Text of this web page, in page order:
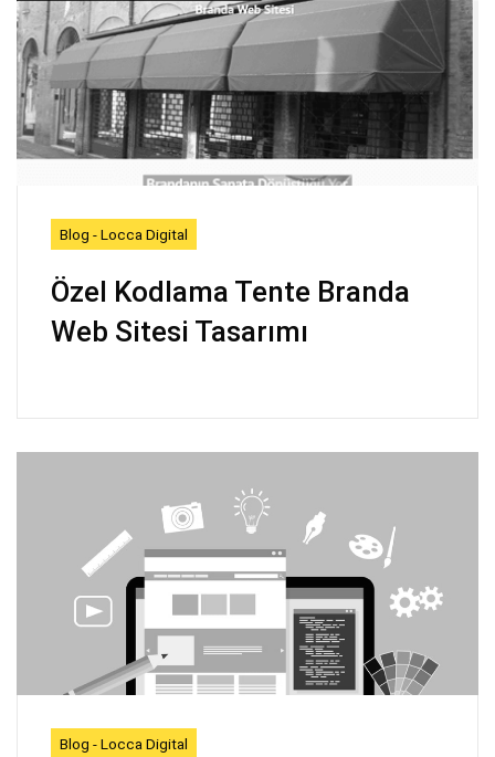
Blog - Locca Digital
Özel Kodlama Tente Branda
Web Sitesi Tasarımı
Blog - Locca Digital